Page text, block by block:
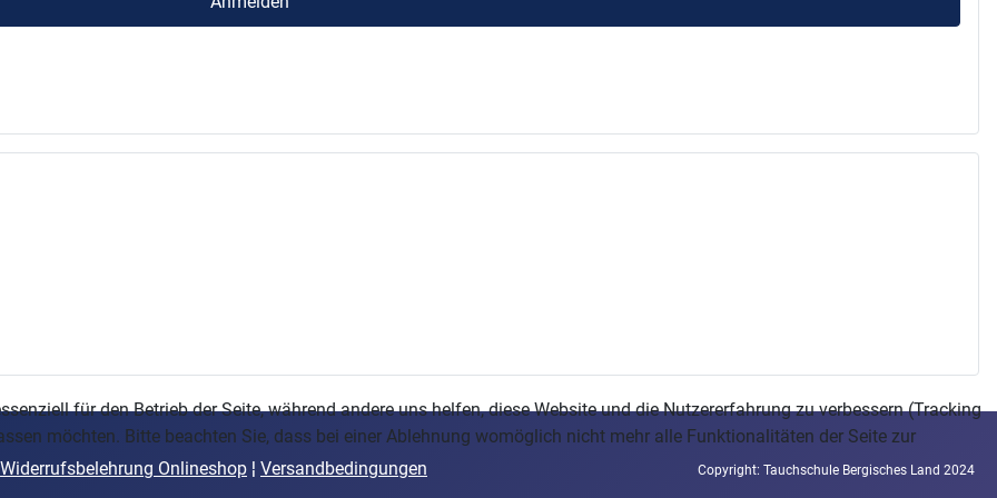
Widerrufsbelehrung Onlineshop ¦ Versandbedingungen Copyright: Tauchschule Bergisches Land 2024
für den Betrieb der Seite, während andere uns helfen, diese Website und die Nutzererfahrung zu verbessern (Tracking
möchten. Bitte beachten Sie, dass bei einer Ablehnung womöglich nicht mehr alle Funktionalitäten der Seite zur